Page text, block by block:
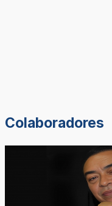
Colaboradores